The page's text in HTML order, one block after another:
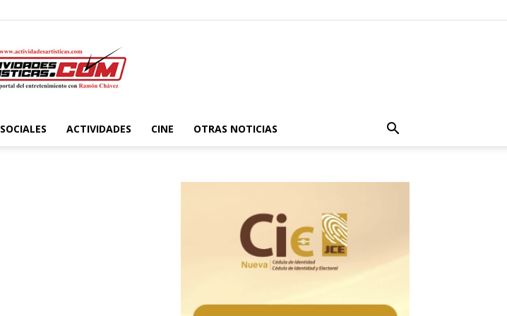
Actividadesartisticas.com
SOCIALES ACTIVIDADES CINE OTRAS NOTICIAS